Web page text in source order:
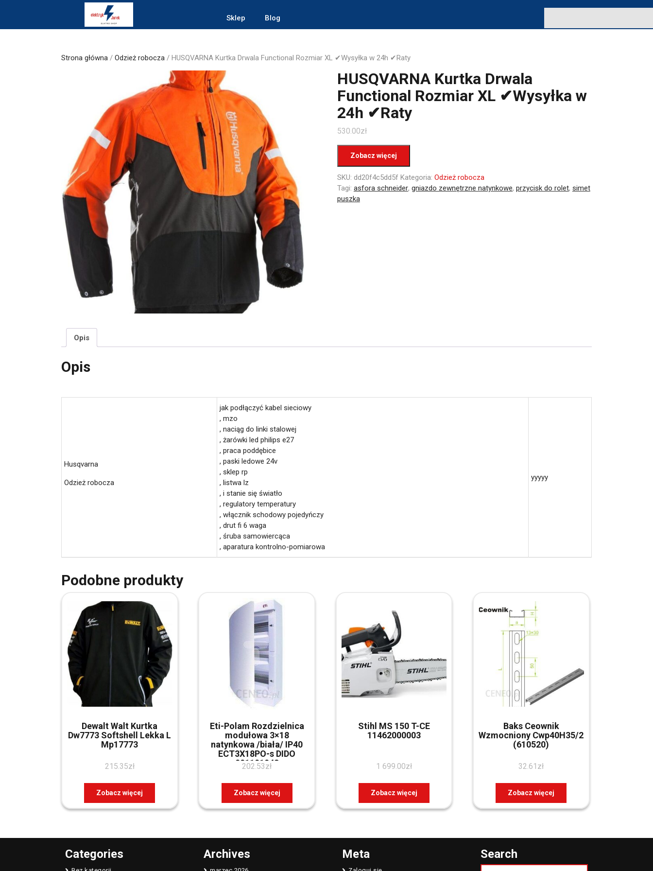
Sklep Blog
Strona główna / Odzież robocza / HUSQVARNA Kurtka Drwala Functional Rozmiar XL ✔Wysyłka w 24h ✔Raty
HUSQVARNA Kurtka Drwala
Functional Rozmiar XL ✔Wysyłka w
24h ✔Raty
530.00zł
Zobacz więcej
SKU: dd20f4c5dd5f Kategoria: Odzież robocza
Tagi: asfora schneider, gniazdo zewnętrzne natynkowe, przycisk do rolet, simet
puszka
Opis
Opis
Husqvarna
Odzież robocza
jak podłączyć kabel sieciowy
, mzo
, naciąg do linki stalowej
, żarówki led philips e27
, praca poddębice
, paski ledowe 24v
, sklep rp
, listwa lz
, i stanie się światło
, regulatory temperatury
, włącznik schodowy pojedyńczy
, drut fi 6 waga
, śruba samowiercąca
, aparatura kontrolno-pomiarowa
yyyyy
Podobne produkty
Dewalt Walt Kurtka
Dw7773 Softshell Lekka L
Mp17773
215.35zł
Zobacz więcej
Eti-Polam Rozdzielnica
modułowa 3×18
natynkowa /biała/ IP40
ECT3X18PO-s DIDO
001101043
202.53zł
Zobacz więcej
Stihl MS 150 T-CE
11462000003
1 699.00zł
Zobacz więcej
Baks Ceownik
Wzmocniony Cwp40H35/2
(610520)
32.61 zł
Zobacz więcej
Categories Archives Meta Search